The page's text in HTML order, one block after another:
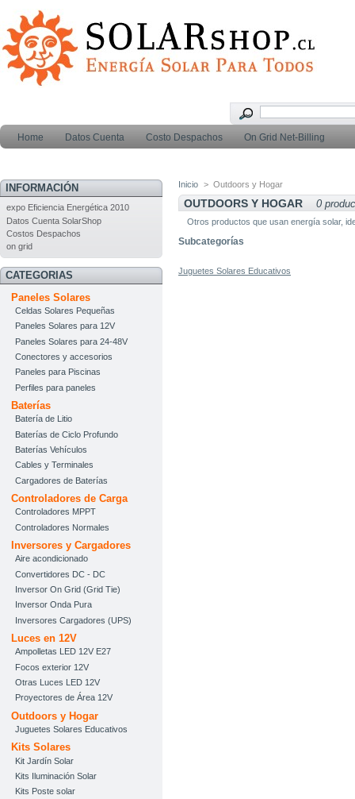
Home Datos Cuenta Costo Despachos On Grid Net-Billing
INFORMACIÓN
expo Eficiencia Energética 2010
Datos Cuenta SolarShop
Costos Despachos
on grid
CATEGORIAS
Paneles Solares
Celdas Solares Pequeñas
Paneles Solares para 12V
Paneles Solares para 24-48V
Conectores y accesorios
Paneles para Piscinas
Perfiles para paneles
Baterías
Batería de Litio
Baterías de Ciclo Profundo
Baterías Vehículos
Cables y Terminales
Cargadores de Baterías
Controladores de Carga
Controladores MPPT
Controladores Normales
Inversores y Cargadores
Aire acondicionado
Convertidores DC - DC
Inversor On Grid (Grid Tie)
Inversor Onda Pura
Inversores Cargadores (UPS)
Luces en 12V
Ampolletas LED 12V E27
Focos exterior 12V
Otras Luces LED 12V
Proyectores de Área 12V
Outdoors y Hogar
Juguetes Solares Educativos
Kits Solares
Kit Jardín Solar
Kits Iluminación Solar
Kits Poste solar
Inicio > Outdoors y Hogar
OUTDOORS Y HOGAR 0
Otros productos que usan energía solar,
Subcategorías
Juguetes Solares Educativos